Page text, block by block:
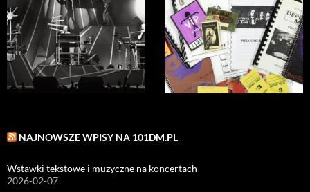
NAJNOWSZE WPISY NA 101DM.PL
Wstawki tekstowe i muzyczne na koncertach
2026-02-07